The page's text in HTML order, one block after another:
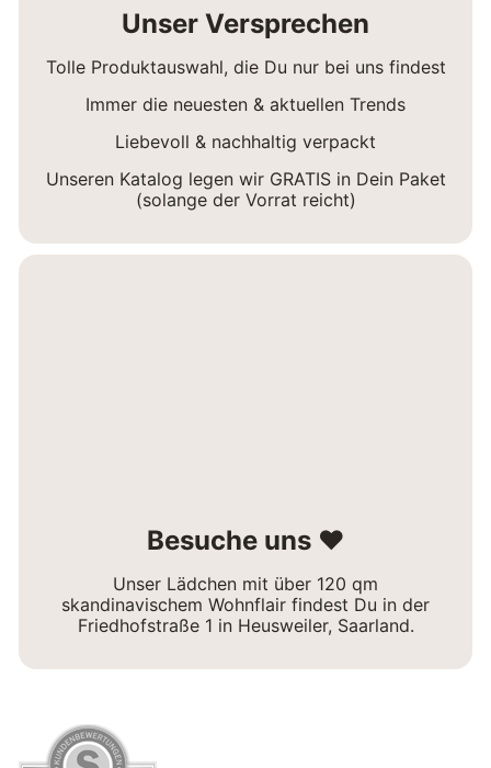
Unser Versprechen
Tolle Produktauswahl, die Du nur bei uns findest
Immer die neuesten & aktuellen Trends
Liebevoll & nachhaltig verpackt
Unseren Katalog legen wir GRATIS in Dein Paket
(solange der Vorrat reicht)
Besuche uns ❤
Unser Lädchen mit über 120 qm
skandinavischem Wohnflair findest Du in der
Friedhofstraße 1 in Heusweiler, Saarland.